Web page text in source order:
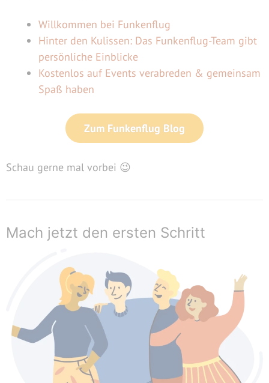
Willkommen bei Funkenflug
Hinter den Kulissen: Das Funkenflug-Team gibt
persönliche Einblicke
Kostenlos auf Events verabreden & gemeinsam
Spaß haben
Zum Funkenflug Blog
Schau gerne mal vorbei 😉
Mach jetzt den ersten Schritt